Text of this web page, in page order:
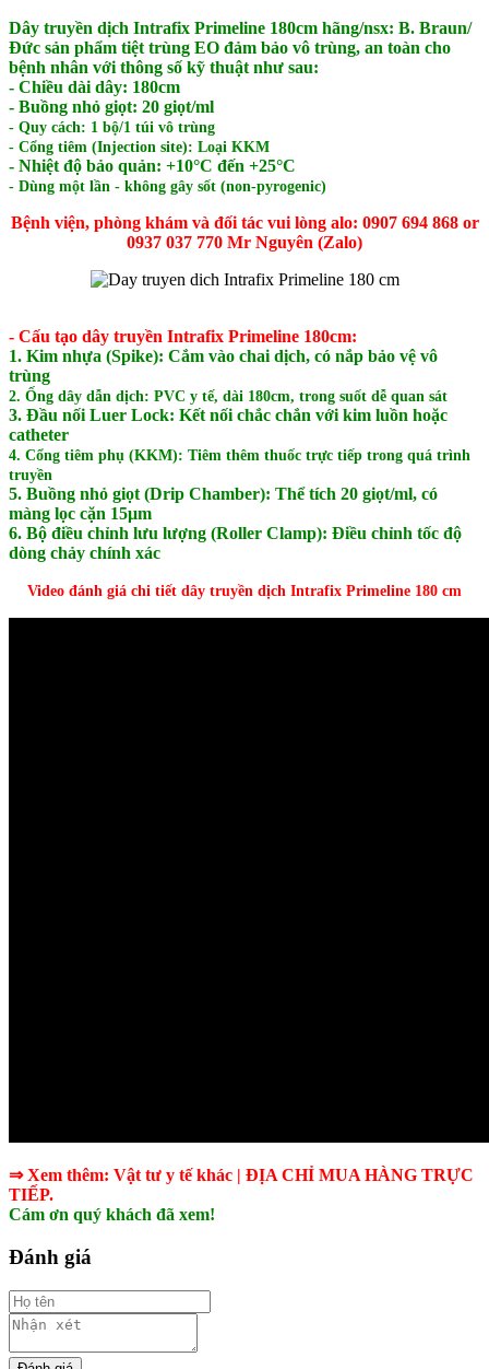
Dây truyền dịch Intrafix Primeline 180cm hãng/nsx: B. Braun/
Đức sản phẩm tiệt trùng EO đảm bảo vô trùng, an toàn cho
bệnh nhân với thông số kỹ thuật như sau:
- Chiều dài dây: 180cm
- Buồng nhỏ giọt: 20 giọt/ml
- Quy cách: 1 bộ/1 túi vô trùng
- Cổng tiêm (Injection site): Loại KKM
- Nhiệt độ bảo quản: +10°C đến +25°C
- Dùng một lần - không gây sốt (non-pyrogenic)
Bệnh viện, phòng khám và đối tác vui lòng alo: 0907 694 868 or
0937 037 770 Mr Nguyên (Zalo)
- Cấu tạo dây truyền Intrafix Primeline 180cm:
1. Kim nhựa (Spike): Cắm vào chai dịch, có nắp bảo vệ vô
trùng
2. Ống dây dẫn dịch: PVC y tế, dài 180cm, trong suốt dễ quan sát
3. Đầu nối Luer Lock: Kết nối chắc chắn với kim luồn hoặc
catheter
4. Cổng tiêm phụ (KKM): Tiêm thêm thuốc trực tiếp trong quá trình
truyền
5. Buồng nhỏ giọt (Drip Chamber): Thể tích 20 giọt/ml, có
màng lọc cặn 15μm
6. Bộ điều chỉnh lưu lượng (Roller Clamp): Điều chỉnh tốc độ
dòng chảy chính xác
Video đánh giá chi tiết dây truyền dịch Intrafix Primeline 180 cm
⇒ Xem thêm: Vật tư y tế khác | ĐỊA CHỈ MUA HÀNG TRỰC
TIẾP.
Cám ơn quý khách đã xem!
Đánh giá